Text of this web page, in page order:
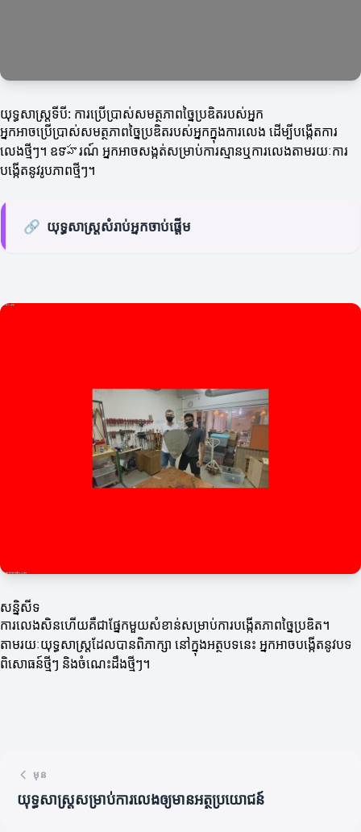
យុទ្ធសាស្ត្រទីបី: ការប្រើប្រាស់សមត្ថភាពច្នៃប្រឌិតរបស់អ្នក
អ្នកអាចប្រើប្រាស់សមត្ថភាពច្នៃប្រឌិតរបស់អ្នកក្នុងការលេង ដើម្បីបង្កើតការ
លេងថ្មីៗ។ ឧទాహរណ៍ អ្នកអាចសង្កត់សម្រាប់ការស្មានឬការលេងតាមរយៈការ
បង្កើតនូវរូបភាពថ្មីៗ។
🔗 យុទ្ធសាស្រ្តសំរាប់អ្នកចាប់ផ្តើម
សន្និសីទ
ការលេងសិនហើយគឺជាផ្នែកមួយសំខាន់សម្រាប់ការបង្កើតភាពច្នៃប្រឌិត។
តាមរយៈយុទ្ធសាស្ត្រដែលបានពិភាក្សា នៅក្នុងអត្ថបទនេះ អ្នកអាចបង្កើតនូវបទ
ពិសោធន៍ថ្មីៗ និងចំណេះដឹងថ្មីៗ។
មុន
យុទ្ធសាស្ត្រសម្រាប់ការលេងឲ្យមានអត្ថប្រយោជន៍